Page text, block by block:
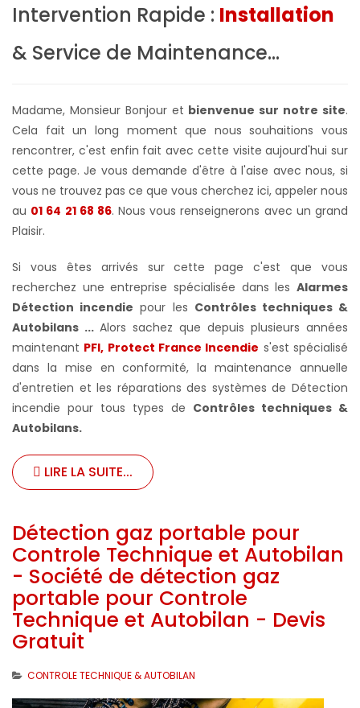
Intervention Rapide : Installation
& Service de Maintenance...
Madame, Monsieur Bonjour et bienvenue sur notre site.
Cela fait un long moment que nous souhaitions vous
rencontrer, c'est enfin fait avec cette visite aujourd'hui sur
cette page. Je vous demande d'être à l'aise avec nous, si
vous ne trouvez pas ce que vous cherchez ici, appeler nous
au 01 64 21 68 86. Nous vous renseignerons avec un grand
Plaisir.
Si vous êtes arrivés sur cette page c'est que vous
recherchez une entreprise spécialisée dans les Alarmes
Détection incendie pour les Contrôles techniques &
Autobilans ... Alors sachez que depuis plusieurs années
maintenant PFI, Protect France Incendie s'est spécialisé
dans la mise en conformité, la maintenance annuelle
d'entretien et les réparations des systèmes de Détection
incendie pour tous types de Contrôles techniques &
Autobilans.
LIRE LA SUITE...
Détection gaz portable pour
Controle Technique et Autobilan
- Société de détection gaz
portable pour Controle
Technique et Autobilan - Devis
Gratuit
CONTROLE TECHNIQUE & AUTOBILAN